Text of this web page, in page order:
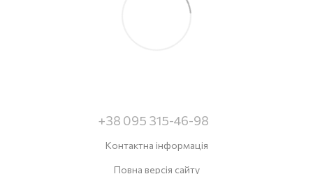
+38 095 315-46-98
Контактна інформація
Повна версія сайту